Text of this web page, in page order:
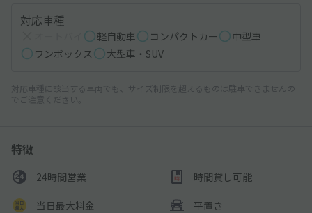
対応車種
軽自動車 コンパクトカー
中型車
ワンボックス
大型車・SUV
対応車種に該当する車両でも、サイズ制限を超えるものは駐車できませんの
でご注意ください。
特徴
24時間営業 時間貸し可能
当日最大料金 平置き